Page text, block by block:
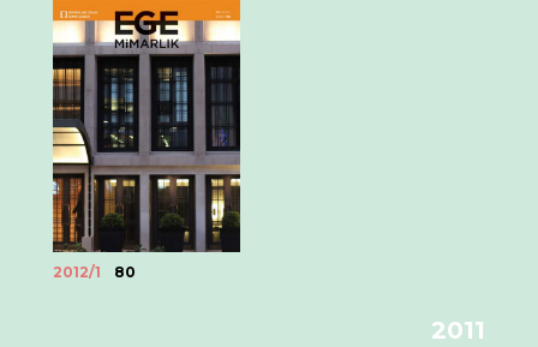
2011
2012/1 80